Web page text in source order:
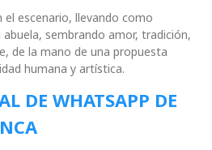
escenario, llevando como
sembrando amor, tradición,
de la mano de una propuesta
humana y artística.
DE WHATSAPP DE